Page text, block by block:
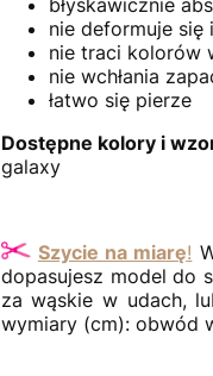
błyskawicznie
nie deformuje się
nie traci kolorów
nie wchłania
łatwo się pierze
Dostępne kolory i
galaxy
Szycie na miarę!
dopasujesz model do
za wąskie w udach,
wymiary (cm): obwód